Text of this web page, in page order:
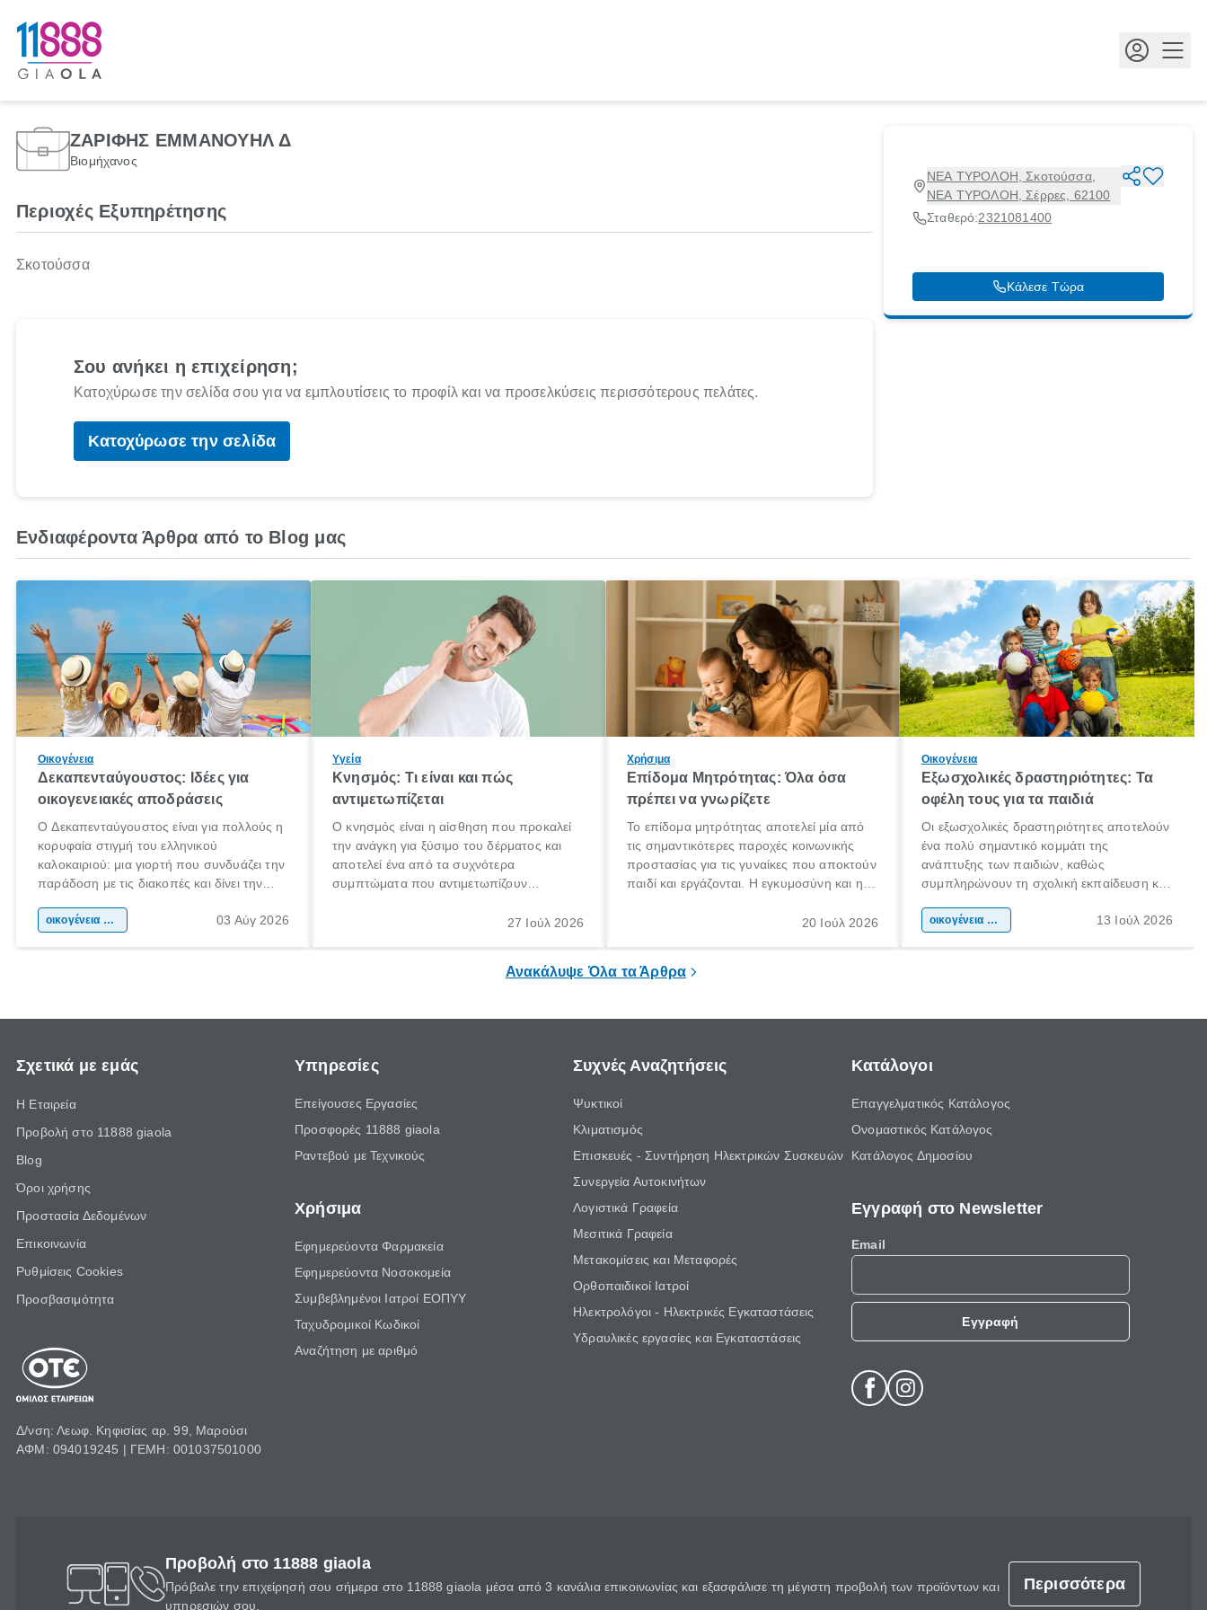
ΖΑΡΙΦΗΣ ΕΜΜΑΝΟΥΗΛ Δ
Βιομήχανος
ΝΕΑ ΤΥΡΟΛΟΗ, Σκοτούσσα,
ΝΕΑ ΤΥΡΟΛΟΗ, Σέρρες, 62100
Σταθερό:2321081400
Κάλεσε Τώρα
Περιοχές Εξυπηρέτησης
Σκοτούσσα
Σου ανήκει η επιχείρηση;
Κατοχύρωσε την σελίδα σου για να εμπλουτίσεις το προφίλ και να προσελκύσεις περισσότερους πελάτες.
Κατοχύρωσε την σελίδα
Ενδιαφέροντα Άρθρα από το Blog μας
Οικογένεια
Δεκαπενταύγουστος: Ιδέες για
οικογενειακές αποδράσεις
Ο Δεκαπενταύγουστος είναι για πολλούς η
κορυφαία στιγμή του ελληνικού
καλοκαιριού: μια γιορτή που συνδυάζει την
παράδοση με τις διακοπές και δίνει την
χώρας. Είτε πρόκειται για λίγες μέρες
οικογένεια & παιδί 03 Αύγ 2026
Υγεία
Κνησμός: Τι είναι και πώς
αντιμετωπίζεται
Ο κνησμός είναι η αίσθηση που προκαλεί
την ανάγκη για ξύσιμο του δέρματος και
αποτελεί ένα από τα συχνότερα
συμπτώματα που αντιμετωπίζουν
πληροφορίες για το «κνησμός τι είναι»,
27 Ιούλ 2026
Χρήσιμα
Επίδομα Μητρότητας: Όλα όσα
πρέπει να γνωρίζετε
Το επίδομα μητρότητας αποτελεί μία από
τις σημαντικότερες παροχές κοινωνικής
προστασίας για τις γυναίκες που αποκτούν
παιδί και εργάζονται. Η εγκυμοσύνη και η
σημαντική περίοδος στη ζωή κάθε20 Ιούλ 2026
Οικογένεια
Εξωσχολικές δραστηριότητες: Τα
οφέλη τους για τα παιδιά
Οι εξωσχολικές δραστηριότητες αποτελούν
ένα πολύ σημαντικό κομμάτι της
ανάπτυξης των παιδιών, καθώς
συμπληρώνουν τη σχολική εκπαίδευση και
της προσωπικότητας, της κοινωνικότητας
οικογένεια & παιδί 13 Ιούλ 2026
Ανακάλυψε Όλα τα Άρθρα
Σχετικά με εμάς
Η Εταιρεία
Προβολή στο 11888 giaola
Blog
Όροι χρήσης
Προστασία Δεδομένων
Επικοινωνία
Ρυθμίσεις Cookies
Προσβασιμότητα
Δ/νση: Λεωφ. Κηφισίας αρ. 99, Μαρούσι
ΑΦΜ: 094019245 | ΓΕΜΗ: 001037501000
Υπηρεσίες
Επείγουσες Εργασίες
Προσφορές 11888 giaola
Ραντεβού με Τεχνικούς
Χρήσιμα
Εφημερεύοντα Φαρμακεία
Εφημερεύοντα Νοσοκομεία
Συμβεβλημένοι Ιατροί ΕΟΠΥΥ
Ταχυδρομικοί Κωδικοί
Αναζήτηση με αριθμό
Συχνές Αναζητήσεις
Ψυκτικοί
Κλιματισμός
Επισκευές - Συντήρηση Ηλεκτρικών Συσκευών
Συνεργεία Αυτοκινήτων
Λογιστικά Γραφεία
Μεσιτικά Γραφεία
Μετακομίσεις και Μεταφορές
Ορθοπαιδικοί Ιατροί
Ηλεκτρολόγοι - Ηλεκτρικές Εγκαταστάσεις
Υδραυλικές εργασίες και Εγκαταστάσεις
Κατάλογοι
Επαγγελματικός Κατάλογος
Ονομαστικός Κατάλογος
Κατάλογος Δημοσίου
Εγγραφή στο Newsletter
Email
Εγγραφή
Προβολή στο 11888 giaola
Πρόβαλε την επιχείρησή σου σήμερα στο 11888 giaola μέσα από 3 κανάλια επικοινωνίας και εξασφάλισε τη μέγιστη προβολή των προϊόντων και
υπηρεσιών σου.
Περισσότερα